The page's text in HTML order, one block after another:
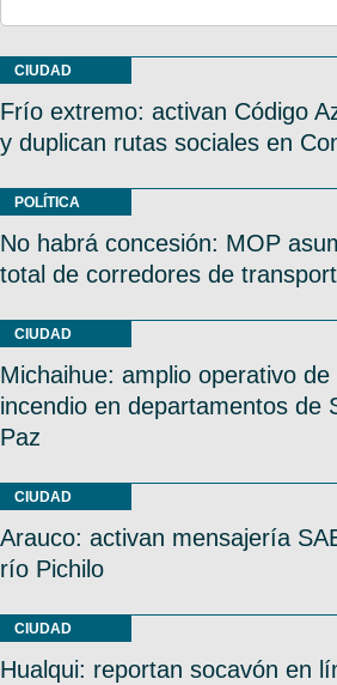
CIUDAD
Frío extremo: activan Código
y duplican rutas sociales en
POLÍTICA
No habrá concesión: MOP
total de corredores de
CIUDAD
Michaihue: amplio operativo
incendio en departamentos de
Paz
CIUDAD
Arauco: activan mensajería
río Pichilo
CIUDAD
Hualqui: reportan socavón en